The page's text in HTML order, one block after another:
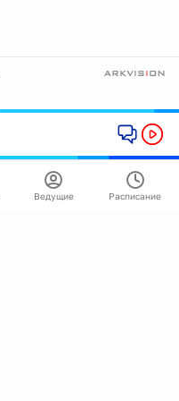
Ведущие Расписание